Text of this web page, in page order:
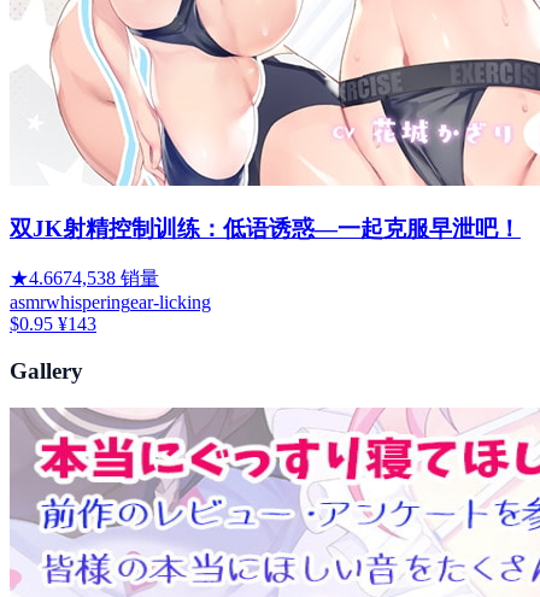
双JK射精控制训练：低语诱惑—一起克服早泄吧！
★4.6674,538 销量
asmrwhisperingear-licking
$0.95 ¥143
Gallery